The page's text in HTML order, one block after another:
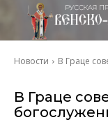
Новости В Граце
В Граце